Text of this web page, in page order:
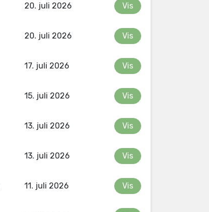
20. juli 2026 Vis
20. juli 2026 Vis
17. juli 2026 Vis
15. juli 2026 Vis
13. juli 2026 Vis
13. juli 2026 Vis
11. juli 2026 Vis